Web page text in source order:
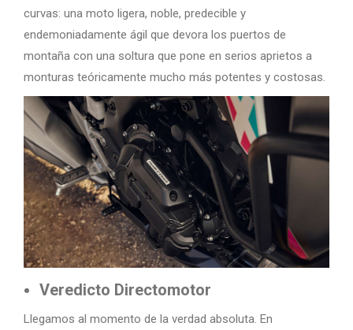
curvas: una moto ligera, noble, predecible y
endemoniadamente ágil que devora los puertos de
montaña con una soltura que pone en serios aprietos a
monturas teóricamente mucho más potentes y costosas.
Veredicto Directomotor
Llegamos al momento de la verdad absoluta. En